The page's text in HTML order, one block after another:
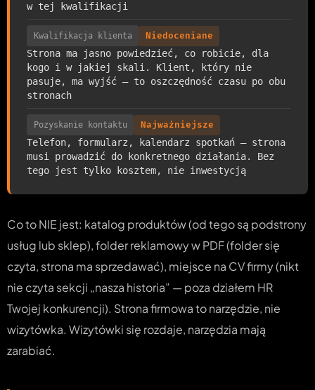
w tej kwalifikacji
Kwalifikacja klienta
Strona ma jasno powiedzieć, co robicie, dla
kogo i w jakiej skali. Klient, który nie
pasuje, ma wyjść — to oszczędność czasu po obu
stronach
Niedoceniane
Pozyskanie kontaktu
Telefon, formularz, kalendarz spotkań — strona
musi prowadzić do konkretnego działania. Bez
tego jest tylko kosztem, nie inwestycją
Najważniejsze
Co to NIE jest: katalog produktów (od tego są podstrony
usług lub sklep), folder reklamowy w PDF (folder się
czyta, strona ma sprzedawać), miejsce na CV firmy (nikt
nie czyta sekcji „nasza historia” — poza działem HR
Twojej konkurencji). Strona firmowa to narzędzie, nie
wizytówka. Wizytówki się rozdaje, narzędzia mają
zarabiać.